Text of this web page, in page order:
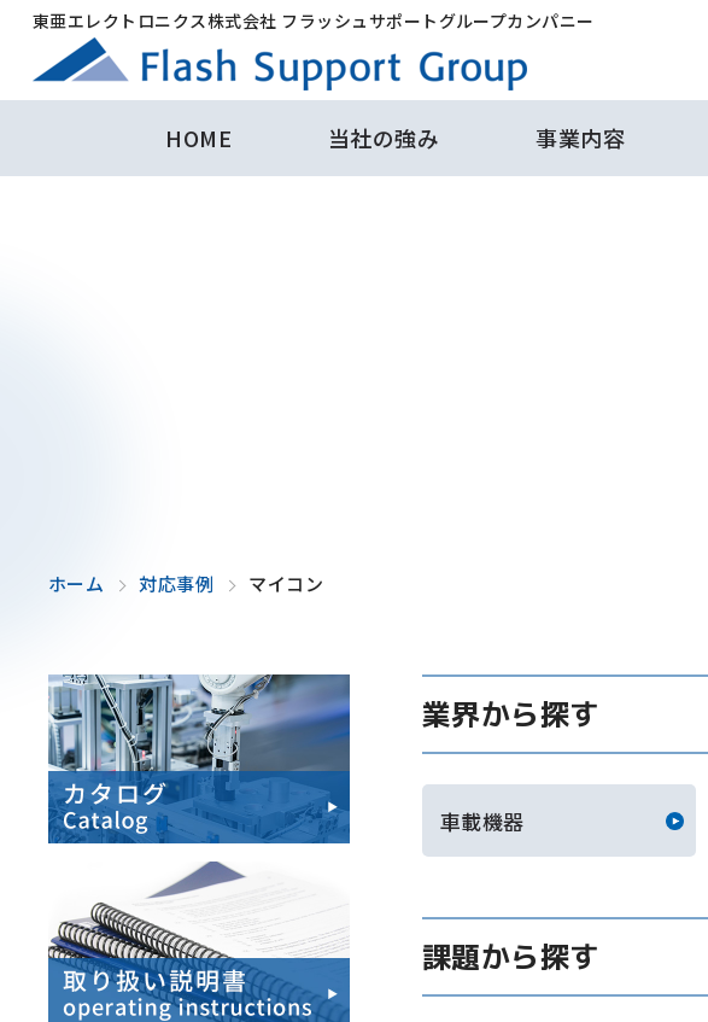
東亜エレクトロニクス株式会社 フラッシュサポートグループカンパニー
HOME 当社の強み 事業内容
ホーム 対応事例 マイコン
業界から探す
車載機器
課題から探す